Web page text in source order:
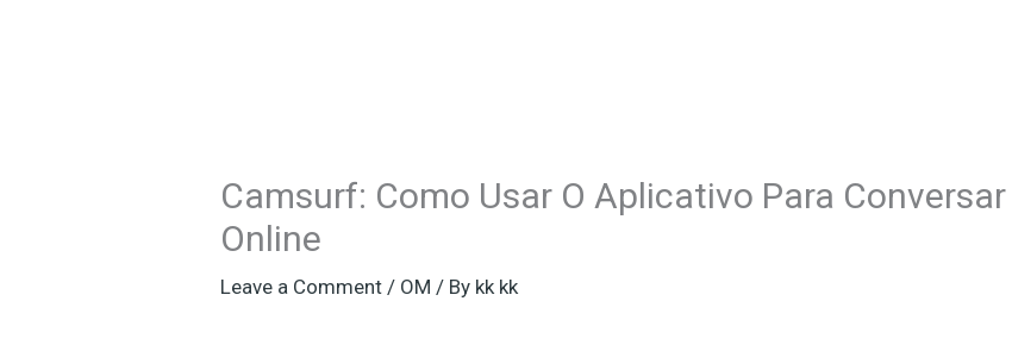
Camsurf: Como Usar O Aplicativo Para
Online
Leave a Comment / OM / By kk kk